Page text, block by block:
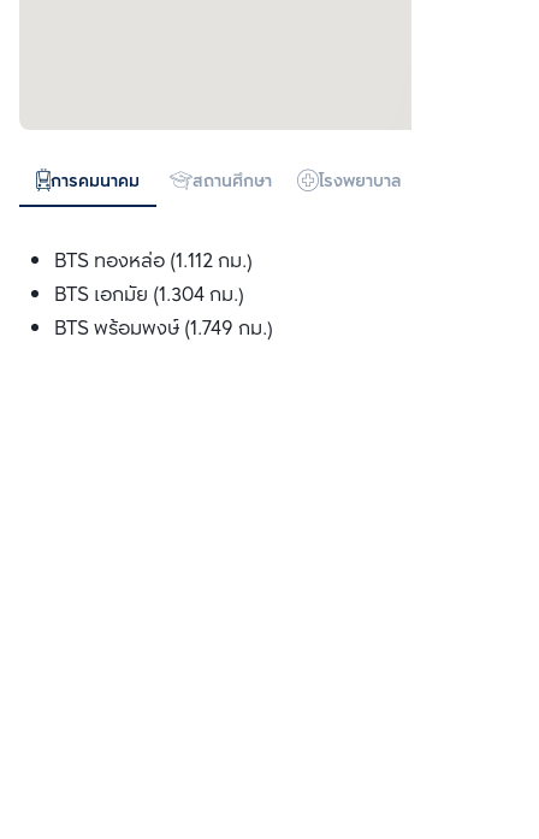
การคมนาคม สถานศึกษา โรงพยาบาล
BTS ทองหล่อ (1.112 กม.)
BTS เอกมัย (1.304 กม.)
BTS พร้อมพงษ์ (1.749 กม.)